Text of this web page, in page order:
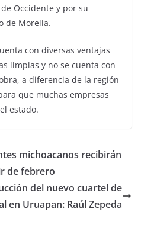
Occidente y por su
de Morelia.
con diversas ventajas
limpias y no se cuenta con
a diferencia de la región
que muchas empresas
estado.
michoacanos recibirán
de febrero
del nuevo cuartel de
en Uruapan: Raúl Zepeda